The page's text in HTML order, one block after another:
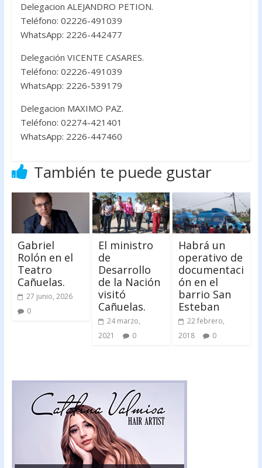
Delegacion ALEJANDRO PETION.
Teléfono: 02226-491039
WhatsApp: 2226-442477
Delegación VICENTE CASARES.
Teléfono: 02226-491039
WhatsApp: 2226-539179
Delegacion MAXIMO PAZ.
Teléfono: 02274-421401
WhatsApp: 2226-447460
También te puede gustar
Gabriel
Rolón en el
Teatro
Cañuelas.
27 junio, 2026
0
El ministro
de
Desarrollo
de la Nación
visitó
Cañuelas.
24 marzo,
2021
0
Habrá un
operativo de
documentaci
ón en el
barrio San
Esteban
22 febrero,
2018
0